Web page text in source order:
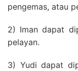
pengemas, atau
2) Iman dapat
pelayan.
3) Yudi dapat